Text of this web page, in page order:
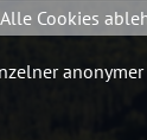
Alle Cookies